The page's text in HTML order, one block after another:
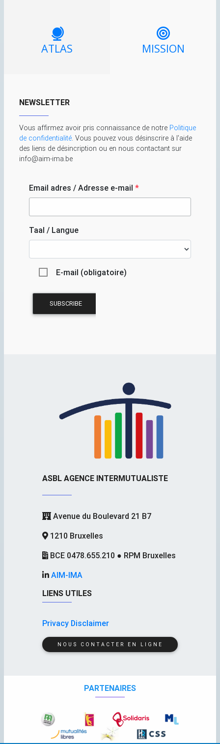
ATLAS MISSION
NEWSLETTER
Vous affirmez avoir pris connaissance de notre Politique
de confidentialité . Vous pouvez vous désinscrire à l'aide
des liens de désincription ou en nous contactant sur
info@aim-ima.be
Email adres / Adresse e-mail *
Taal / Langue
E-mail (obligatoire)
ASBL AGENCE INTERMUTUALISTE
Avenue du Boulevard 21 B7
1210 Bruxelles
BCE 0478.655.210 ● RPM Bruxelles
AIM-IMA
LIENS UTILES
Privacy Disclaimer
NOUS CONTACTER EN LIGNE
PARTENAIRES